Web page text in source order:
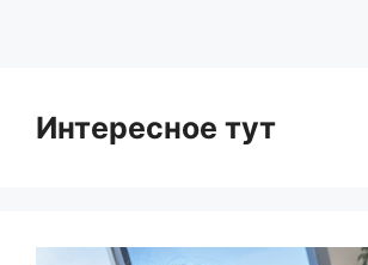
Интересное тут